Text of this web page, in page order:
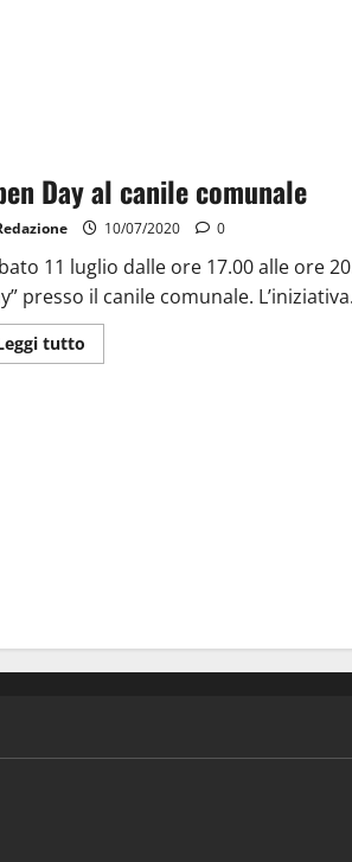
Day al canile comunale
10/07/2020 0
11 luglio dalle ore 17.00 alle ore
presso il canile comunale.
tutto